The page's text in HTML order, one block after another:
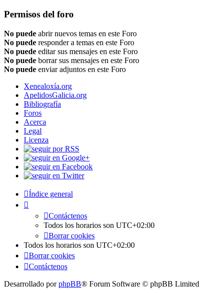
Permisos del foro
No puede abrir nuevos temas en este Foro
No puede responder a temas en este Foro
No puede editar sus mensajes en este Foro
No puede borrar sus mensajes en este Foro
No puede enviar adjuntos en este Foro
Xenealoxía.org
ApelidosGalicia.org
Bibliografía
Foros
Acerca
Legal
Licenza
Índice general
Contáctenos
Todos los horarios son UTC+02:00
Borrar cookies
Todos los horarios son UTC+02:00
Borrar cookies
Contáctenos
Desarrollado porphpBB® Forum Software © phpBB Limited